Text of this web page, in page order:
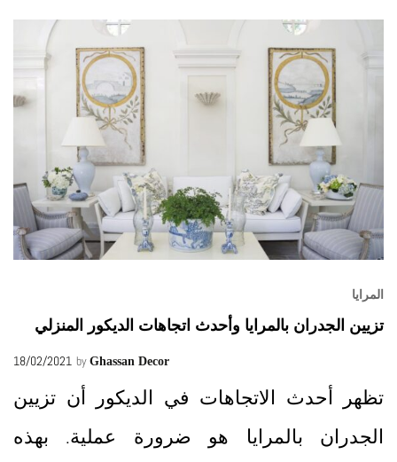
المرايا
تزيين الجدران بالمرايا وأحدث اتجاهات الديكور المنزلي
18/02/2021 by Ghassan Decor
تظهر أحدث الاتجاهات في الديكور أن تزيين
الجدران بالمرايا هو ضرورة عملية. بهذه